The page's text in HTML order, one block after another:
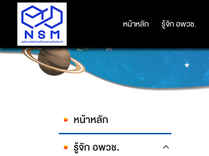
หน้าหลัก รู้จัก อพวช.
หน้าหลัก รู้จัก อพวช.
หน้าหลัก
รู้จัก อพวช.